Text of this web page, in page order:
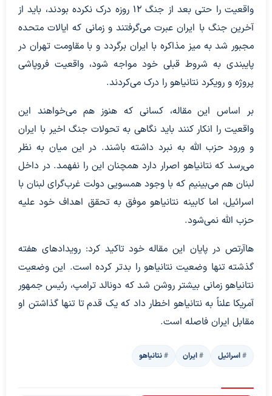
واقعیت را حتی بعد از جنگ 12 روزه درک نکرده بودند، باید از
آخرین جنگ با ایران عبرت می‌گرفتند و زمانی که ایالات متحده
مجبور شد به میز مذاکره با ایران برگردد و با مقاومت تهران در
پایبندی به شروط قبلی خود مواجه شود، واقعیت فروپاشی
پروژه و رویکرد نتانیاهو را درک می‌کردند.
بر اساس این مقاله، کسانی که هنوز هم می‌خواهند این
واقعیت را انکار کنند باید نگاهی به تحولات جنگ اخیر با ایران
و ورود حزب الله به نبرد داشته باشند. در این میان به نظر
می‌رسد که نتانیاهو اصرار دارد همچنان این را نفهمد. در داخل
لبنان هم می‌بینیم که با وجود همسویی دولت غرب‌گرای لبنان با
اسرائیل، اما کابینه نتانیاهو موفق به تحقق اهداف خود علیه
حزب الله نمی‌شود.
هاآرتص در پایان این مقاله خود تاکید کرد: رویدادهای هفته
گذشته تنها وضعیت نتانیاهو را بدتر کرده است. این وضعیت
نتانیاهو زمانی بیشتر روشن شد که دونالد ترامپ، رئیس جمهور
آمریکا علناً به نتانیاهو اخطار داد که یک قدم تا تنها گذاشتن او
مقابل ایران فاصله است.
اسرائیل ایران نتانیاهو